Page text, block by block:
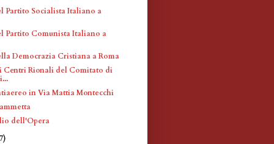
Partito Socialista Italiano a
Partito Comunista Italiano a
Democrazia Cristiana a Roma
Centri Rionali del Comitato di
in Via Mattia Montecchi
dell'Opera